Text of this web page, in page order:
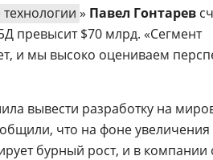
» Павел Гонтарев
превысит $70 млрд. «Сегмент
и мы высоко оцениваем
вывести разработку на
что на фоне
бурный рост, и в компании